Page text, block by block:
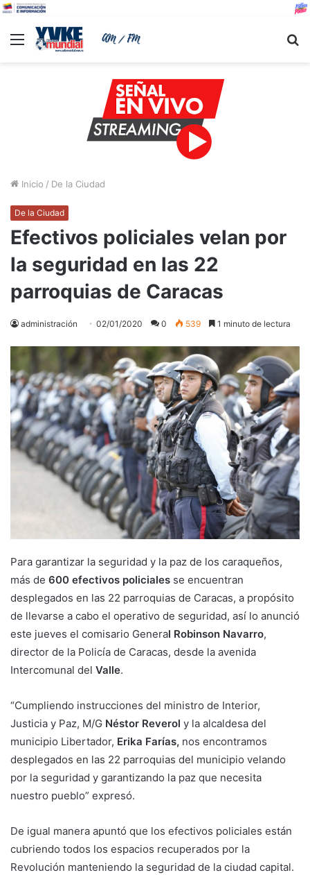
Menu
Inicio / De la Ciudad
De la Ciudad
Efectivos policiales velan por
la seguridad en las 22
parroquias de Caracas
administración 02/01/2020 0 539 1 minuto de lectura
Para garantizar la seguridad y la paz de los caraqueños,
más de 600 efectivos policiales se encuentran
desplegados en las 22 parroquias de Caracas, a propósito
de llevarse a cabo el operativo de seguridad, así lo anunció
este jueves el comisario General Robinson Navarro,
director de la Policía de Caracas, desde la avenida
Intercomunal del Valle.
“Cumpliendo instrucciones del ministro de Interior,
Justicia y Paz, M/G Néstor Reverol y la alcaldesa del
municipio Libertador, Erika Farías, nos encontramos
desplegados en las 22 parroquias del municipio velando
por la seguridad y garantizando la paz que necesita
nuestro pueblo” expresó.
De igual manera apuntó que los efectivos policiales están
cubriendo todos los espacios recuperados por la
Revolución manteniendo la seguridad de la ciudad capital.